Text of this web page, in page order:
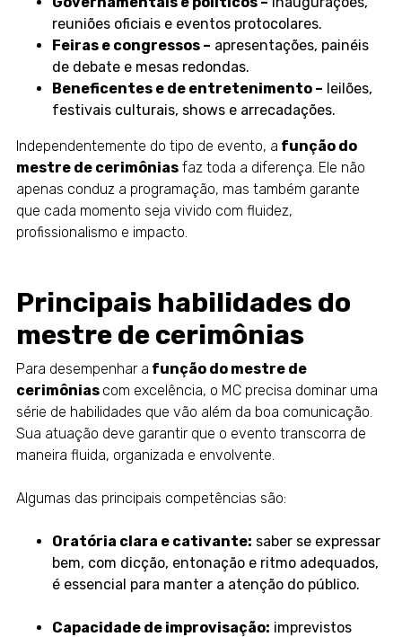
reuniões oficiais e eventos protocolares.
Feiras e congressos – apresentações, painéis
de debate e mesas redondas.
Beneficentes e de entretenimento – leilões,
festivais culturais, shows e arrecadações.
Independentemente do tipo de evento, a função do
mestre de cerimôniasfaz toda a diferença. Ele não
apenas conduz a programação, mas também garante
que cada momento seja vivido com fluidez,
profissionalismo e impacto.
Principais habilidades do
mestre de cerimônias
Para desempenhar a função do mestre de
cerimônias com excelência, o MC precisa dominar uma
série de habilidades que vão além da boa comunicação.
Sua atuação deve garantir que o evento transcorra de
maneira fluida, organizada e envolvente.
Algumas das principais competências são:
Oratória clara e cativante: saber se expressar
bem, com dicção, entonação e ritmo adequados,
é essencial para manter a atenção do público.
Capacidade de improvisação: imprevistos